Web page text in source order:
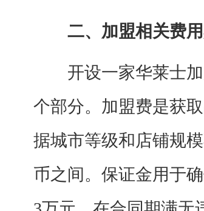
二、加盟相关费
开设一家华莱士加
个部分。加盟费是获
据城市等级和店铺规
币之间。保证金用于